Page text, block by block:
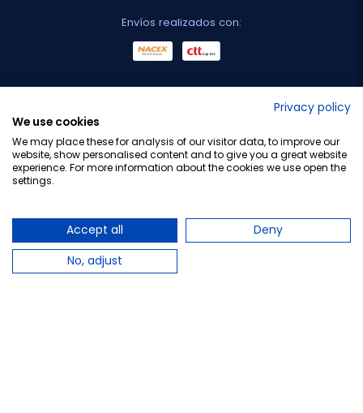
Envíos realizados con:
Privacy policy
We use cookies
We may place these for analysis of our visitor data, to improve our
website, show personalised content and to give you a great website
experience. For more information about the cookies we use open the
settings.
Accept all
Deny
No, adjust